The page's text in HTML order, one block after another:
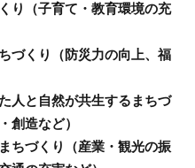
（子育て・教育環境の充
くり（防災力の向上、福
と自然が共生するまちづ
創造など）
づくり（産業・観光の振